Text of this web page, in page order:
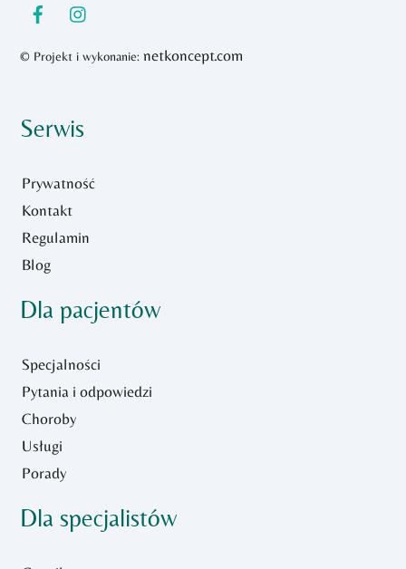
© Projekt i wykonanie:netkoncept.com
Serwis
Prywatność
Kontakt
Regulamin
Blog
Dla pacjentów
Specjalności
Pytania i odpowiedzi
Choroby
Usługi
Porady
Dla specjalistów